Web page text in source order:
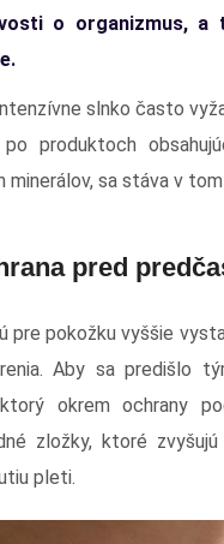
o organizmus,
slnko často
produktoch
minerálov, sa stáva v
pred
pre pokožku vyššie
Aby sa predišlo
okrem ochrany
zložky, ktoré
pleti.